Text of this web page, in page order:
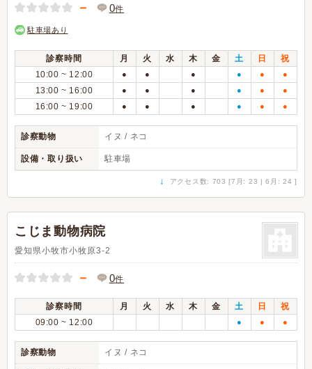
－ 0件
駐車場あり
診察時間 月 火 水 木 金 土 日
祝
10:00 ~ 12:00
● ● ● ● ● ●
13:00 ~ 16:00 ● ● ● ● ● ●
16:00 ~ 19:00 ● ● ● ● ● ●
診察動物 イヌ / ネコ
設備・取り扱い 駐車場
↓ アクセス数: 703 [7月: 23 | 6月: 24 ]
こじま動物病院
愛知県小牧市小牧原3-2
－ 0件
診察時間 月 火 水 木 金 土 日
祝
09:00 ~ 12:00
● ● ●
診察動物 イヌ / ネコ